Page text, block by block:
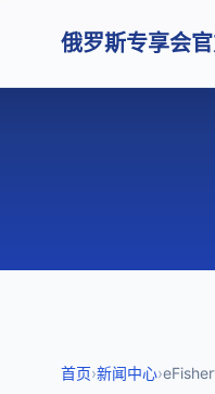
俄罗斯专享会
首页›新闻中心›